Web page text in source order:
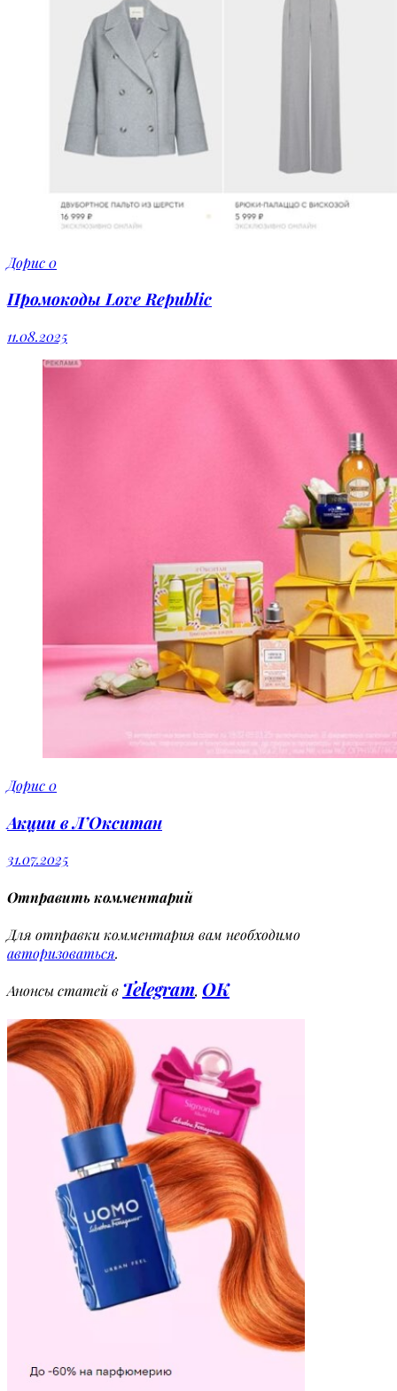
Дорис0
Промокоды Love Republic
11.08.2025
Дорис0
Акции в Л’Окситан
31.07.2025
Отправить комментарий
Для отправки комментария вам необходимо
авторизоваться.
Анонсы статей в Telegram, OK